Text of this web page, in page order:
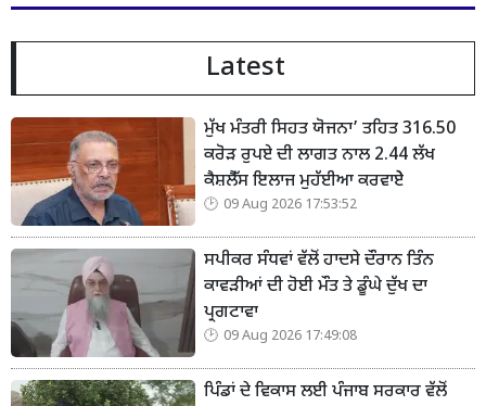
Latest
ਮੁੱਖ ਮੰਤਰੀ ਸਿਹਤ ਯੋਜਨਾ’ ਤਹਿਤ 316.50
ਕਰੋੜ ਰੁਪਏ ਦੀ ਲਾਗਤ ਨਾਲ 2.44 ਲੱਖ
ਕੈਸ਼ਲੈੱਸ ਇਲਾਜ ਮੁਹੱਈਆ ਕਰਵਾਏੇ
09 Aug 2026 17:53:52
ਸਪੀਕਰ ਸੰਧਵਾਂ ਵੱਲੋਂ ਹਾਦਸੇ ਦੌਰਾਨ ਤਿੰਨ
ਕਾਵੜੀਆਂ ਦੀ ਹੋਈ ਮੌਤ ਤੇ ਡੂੰਘੇ ਦੁੱਖ ਦਾ
ਪ੍ਰਗਟਾਵਾ
09 Aug 2026 17:49:08
ਪਿੰਡਾਂ ਦੇ ਵਿਕਾਸ ਲਈ ਪੰਜਾਬ ਸਰਕਾਰ ਵੱਲੋਂ